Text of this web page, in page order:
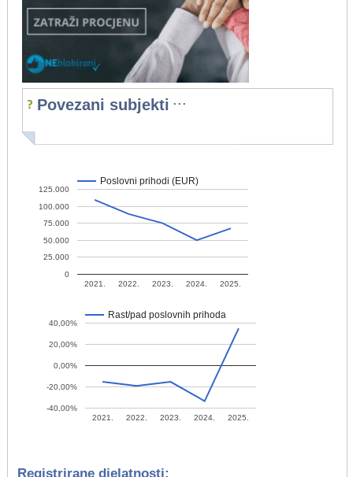
Povezani subjekti ...
Poslovni prihodi (EUR)
2021. 2022. 2023. 2024. 2025.
0
25.000
50.000
75.000
100.000
125.000
Rast/pad poslovnih prihoda
2021. 2022. 2023. 2024. 2025.
-40,00%
-20,00%
0,00%
20,00%
40,00%
Registrirane djelatnosti: